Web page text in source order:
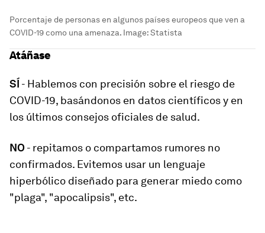
Porcentaje de personas en algunos países europeos que ven a
COVID-19 como una amenaza. Image:Statista
Atáñase
SÍ - Hablemos con precisión sobre el riesgo de
COVID-19, basándonos en datos científicos y en
los últimos consejos oficiales de salud.
NO- repitamos o compartamos rumores no
confirmados. Evitemos usar un lenguaje
hiperbólico diseñado para generar miedo como
"plaga", "apocalipsis", etc.